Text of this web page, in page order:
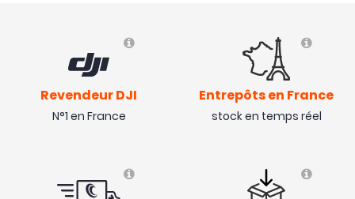
Revendeur DJI
N°1 en France
Entrepôts en France
stock en temps réel